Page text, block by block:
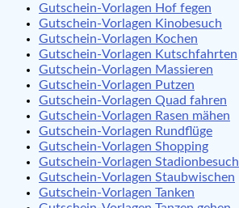
Gutschein-Vorlagen Hof fegen
Gutschein-Vorlagen Kinobesuch
Gutschein-Vorlagen Kochen
Gutschein-Vorlagen Kutschfahrten
Gutschein-Vorlagen Massieren
Gutschein-Vorlagen Putzen
Gutschein-Vorlagen Quad fahren
Gutschein-Vorlagen Rasen mähen
Gutschein-Vorlagen Rundflüge
Gutschein-Vorlagen Shopping
Gutschein-Vorlagen Stadionbesuch
Gutschein-Vorlagen Staubwischen
Gutschein-Vorlagen Tanken